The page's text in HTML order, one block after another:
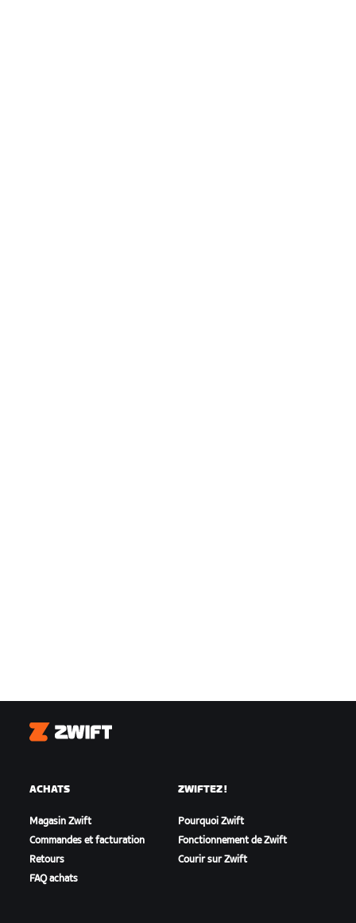
Zwift
ACHATS
Magasin Zwift
Commandes et facturation
Retours
FAQ achats
ZWIFTEZ !
Pourquoi Zwift
Fonctionnement de Zwift
Courir sur Zwift